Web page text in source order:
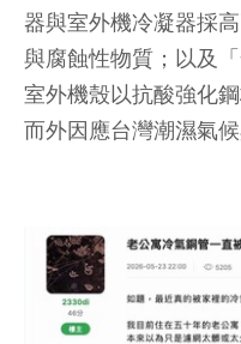
器與室外機冷凝器採
與腐蝕性物質；以及
室外機殼以抗酸強化
而外因應台灣潮濕氣候